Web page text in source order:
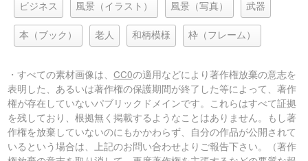
ビジネス 風景（イラスト） 風景（写真） 武器
本（ブック） 老人 和柄模様 枠（フレーム）
・すべての素材画像は、CC0の適用などにより著作権放棄の意志を
表明した、あるいは著作権の保護期間が終了した等によって、著作
権が存在していないパブリックドメインです。これらはすべて証拠
を残しており、根拠無く掲載するようなことはありません。もし著
作権を放棄していないのにもかかわらず、自分の作品が公開されて
いるという場合は、上記のお問い合わせよりご報告下さい。（著作